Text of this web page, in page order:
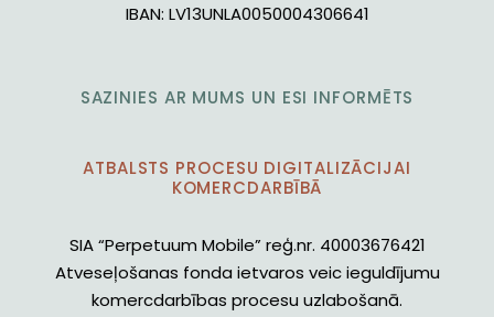
IBAN: LV13UNLA0050004306641
SAZINIES AR MUMS UN ESI INFORMĒTS
ATBALSTS PROCESU DIGITALIZĀCIJAI
KOMERCDARBĪBĀ
SIA “Perpetuum Mobile” reģ.nr. 40003676421
Atveseļošanas fonda ietvaros veic ieguldījumu
komercdarbības procesu uzlabošanā.